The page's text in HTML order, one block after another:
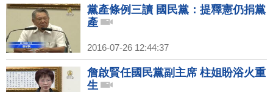
黨產條例三讀 國民黨：提釋憲仍捐黨
產
2016-07-26 12:44:37
詹啟賢任國民黨副主席 柱姐盼浴火重
生